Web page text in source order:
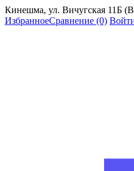
Кинешма, ул. Вичугская 11Б
ИзбранноеСравнение (0)